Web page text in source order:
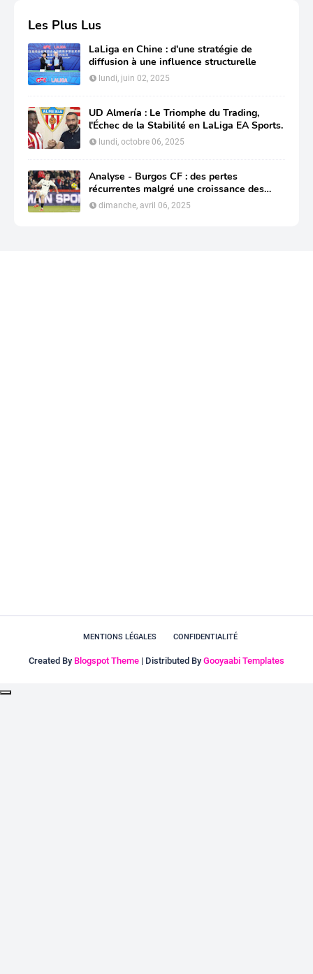
Les Plus Lus
LaLiga en Chine : d'une stratégie de
diffusion à une influence structurelle
lundi, juin 02, 2025
UD Almería : Le Triomphe du Trading,
l'Échec de la Stabilité en LaLiga EA Sports.
lundi, octobre 06, 2025
Analyse - Burgos CF : des pertes
récurrentes malgré une croissance des
revenus
dimanche, avril 06, 2025
MENTIONS LÉGALES CONFIDENTIALITÉ
Created By Blogspot Theme | Distributed By Gooyaabi Templates